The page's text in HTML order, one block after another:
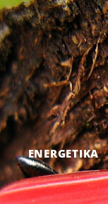
ENERGETIKA